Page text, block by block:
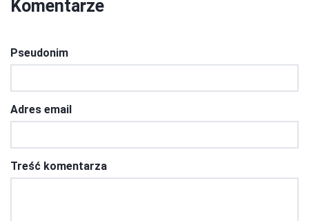
Komentarze
Pseudonim
Adres email
Treść komentarza